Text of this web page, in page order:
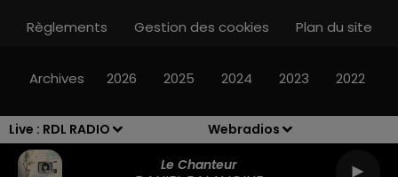
Live : RDL RADIO
Webradios
Le Chanteur
16h00 - 19h00
Règlements
Gestion des cookies Plan du site
Archives 2026 2025 2024 2023 2022